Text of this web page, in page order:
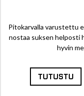
Pitokarvalla varustettu
nostaa suksen helposti
hyvin
TUTUSTU